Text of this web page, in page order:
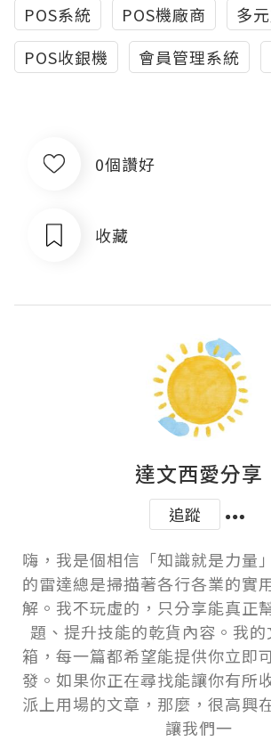
POS系統 POS機廠商
多
POS收銀機
會員管理系統
0個讚好
收藏
達文西愛分享
追蹤
嗨，我是個相信「知識就是力量
的雷達總是掃描著各行各業的實
解。我不玩虛的，只分享能真正
題、提升技能的乾貨內容。我
箱，每一篇都希望能提供你立即
發。如果你正在尋找能讓你有所
派上用場的文章，那麼，很高興
讓我們一